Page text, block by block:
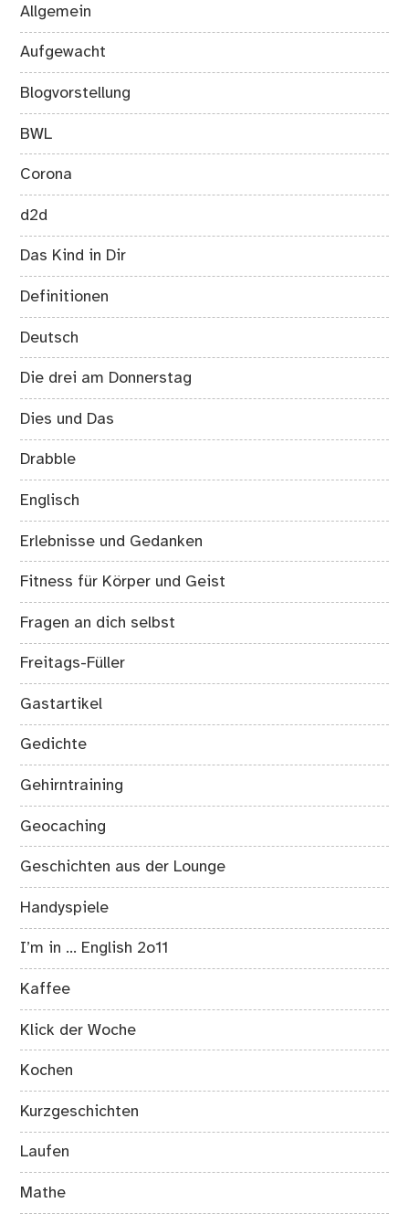
Allgemein
Aufgewacht
Blogvorstellung
BWL
Corona
d2d
Das Kind in Dir
Definitionen
Deutsch
Die drei am Donnerstag
Dies und Das
Drabble
Englisch
Erlebnisse und Gedanken
Fitness für Körper und Geist
Fragen an dich selbst
Freitags-Füller
Gastartikel
Gedichte
Gehirntraining
Geocaching
Geschichten aus der Lounge
Handyspiele
I’m in … English 2o11
Kaffee
Klick der Woche
Kochen
Kurzgeschichten
Laufen
Mathe